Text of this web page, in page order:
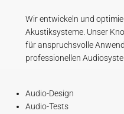
Wir entwickeln und
Akustiksysteme. Unser
für anspruchsvolle
professionellen
Audio-Design
Audio-Tests